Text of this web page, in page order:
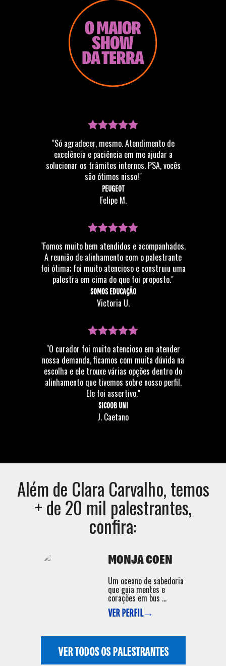
holística em suas vidas e carreiras. O impacto de
suas falas ressoa fortemente, incentivando a alta
performance sem adoecer e a liderança consciente.
Ao abordar temas como saúde, comunicação e
educação, Clara Carvalho não apenas ilumina
caminhos, mas também transforma mentalidades,
"Só agradecer, mesmo. Atendimento de
excelência e paciência em me ajudar a
solucionar os trâmites internos. PSA, vocês
são ótimos nisso!"
PEUGEOT
Felipe M.
"Fomos muito bem atendidos e acompanhados.
A reunião de alinhamento com o palestrante
foi ótima; foi muito atencioso e construiu uma
palestra em cima do que foi proposto."
SOMOS EDUCAÇÃO
Victoria U.
"O curador foi muito atencioso em atender
nossa demanda, ficamos com muita dúvida na
escolha e ele trouxe várias opções dentro do
alinhamento que tivemos sobre nosso perfil.
Ele foi assertivo."
SICOOB UNI
J. Caetano
Além de Clara Carvalho, temos
+ de 20 mil palestrantes,
confira:
MONJA COEN
Um oceano de sabedoria
que guia mentes e
corações em bus ...
VER PERFIL→
VER TODOS OS PALESTRANTES